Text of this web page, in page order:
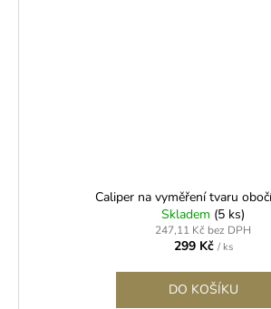
Caliper na vyměření tvaru
Skladem (5 ks)
247,11 Kč bez DPH
299 Kč / ks
DO KOŠÍKU